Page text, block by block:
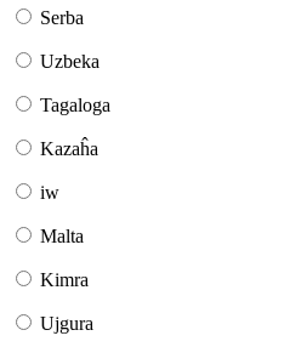
Serba
Uzbeka
Tagaloga
Kazaĥa
iw
Malta
Kimra
Ujgura